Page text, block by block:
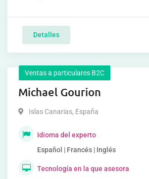
Detalles
Ventas a particulares B2C
Michael Gourion
Islas Canarias, España
Idioma del experto
Español | Francés | Inglés
Tecnología en la que asesora